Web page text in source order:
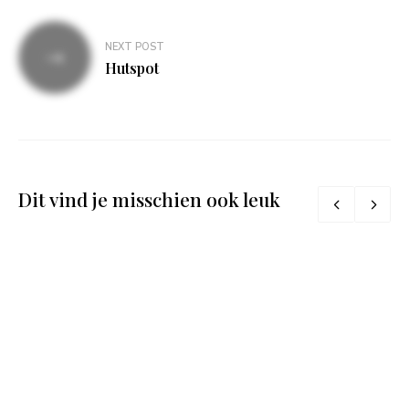
NEXT POST
Hutspot
Dit vind je misschien ook leuk